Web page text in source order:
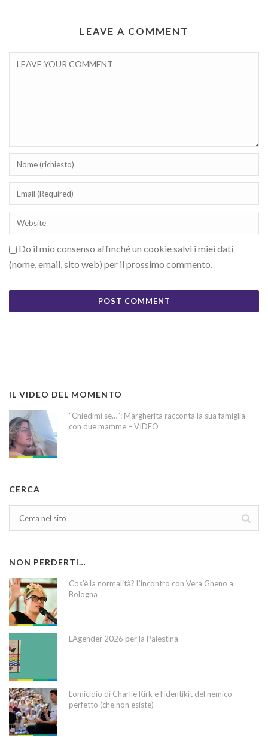
LEAVE A COMMENT
Do il mio consenso affinché un cookie salvi i miei dati
(nome, email, sito web) per il prossimo commento.
IL VIDEO DEL MOMENTO
“Chiedimi se…”: Margherita racconta la sua famiglia
con due mamme – VIDEO
CERCA
NON PERDERTI…
Cos’è la normalità? L’incontro con Vera Gheno a
Bologna
L’Agender 2026 per la Palestina
L’omicidio di Charlie Kirk e l’identikit del nemico
perfetto (che non esiste)